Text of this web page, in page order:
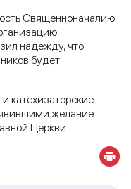
Священноначалию
надежду, что
будет
катехизаторские
желание
Церкви.